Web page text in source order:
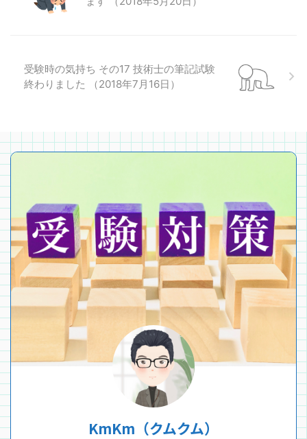
受験時の気持ち その17 技術士の筆記試験
終わりました （2018年7月16日）
KmKm（クムクム）